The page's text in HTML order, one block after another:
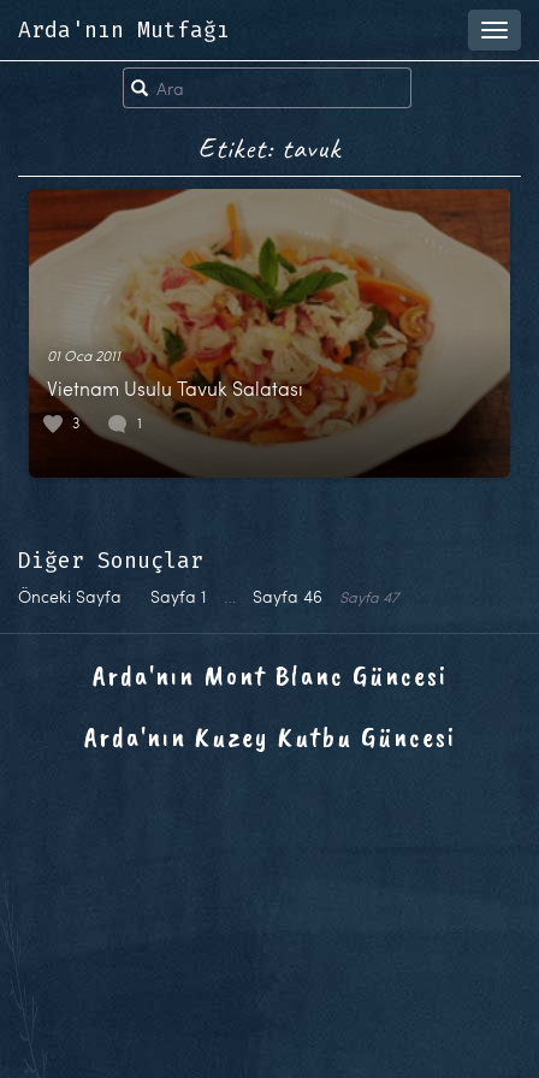
Arda'nın Mutfağı
Etiket: tavuk
01 Oca 2011
Vietnam Usulu Tavuk Salatası
3 1
Diğer Sonuçlar
Önceki Sayfa Sayfa 1 … Sayfa 46 Sayfa 47
Arda'nın Mont Blanc Güncesi
Arda'nın Kuzey Kutbu Güncesi